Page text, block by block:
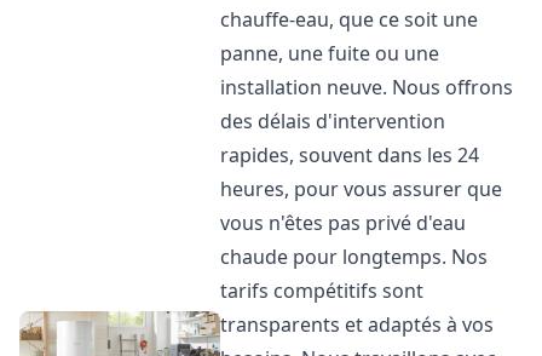
chauffe-eau, que ce soit une
panne, une fuite ou une
installation neuve. Nous offrons
des délais d'intervention
rapides, souvent dans les 24
heures, pour vous assurer que
vous n'êtes pas privé d'eau
chaude pour longtemps. Nos
tarifs compétitifs sont
transparents et adaptés à vos